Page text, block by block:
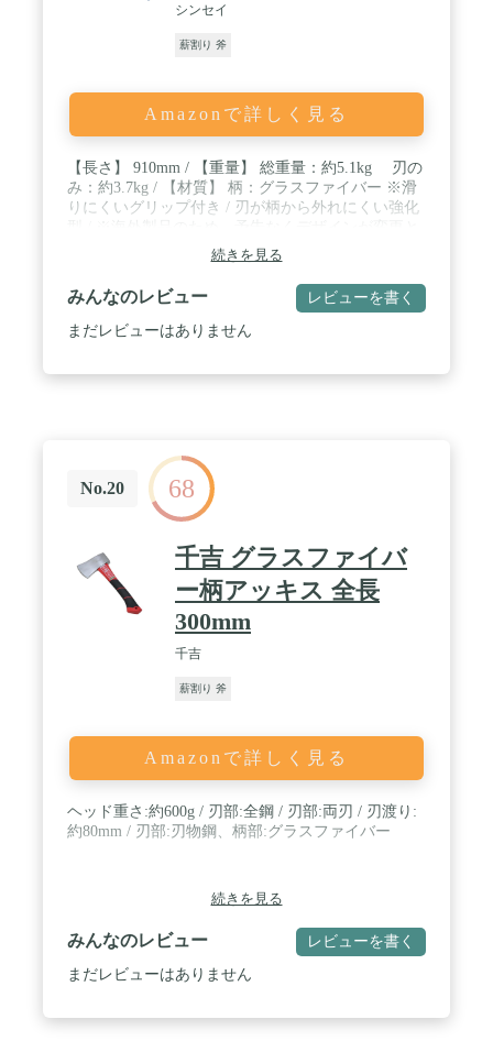
シンセイ
薪割り 斧
Amazonで詳しく見る
【長さ】 910mm / 【重量】 総重量：約5.1kg 刃の
み：約3.7kg / 【材質】 柄：グラスファイバー ※滑
りにくいグリップ付き / 刃が柄から外れにくい強化
なる場合がございます。続きを見る
みんなのレビュー レビューを書く
まだレビューはありません
No.20 68
千吉 グラスファイバ
ー柄アッキス 全長
300mm
千吉
薪割り 斧
Amazonで詳しく見る
ヘッド重さ:約600g / 刃部:全鋼 / 刃部:両刃 / 刃渡り:
約80mm / 刃部:刃物鋼、柄部:グラスファイバー
続きを見る
みんなのレビュー レビューを書く
まだレビューはありません